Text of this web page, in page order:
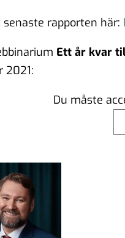
senaste rapporten här:
Ett år kvar
2021:
Du måste